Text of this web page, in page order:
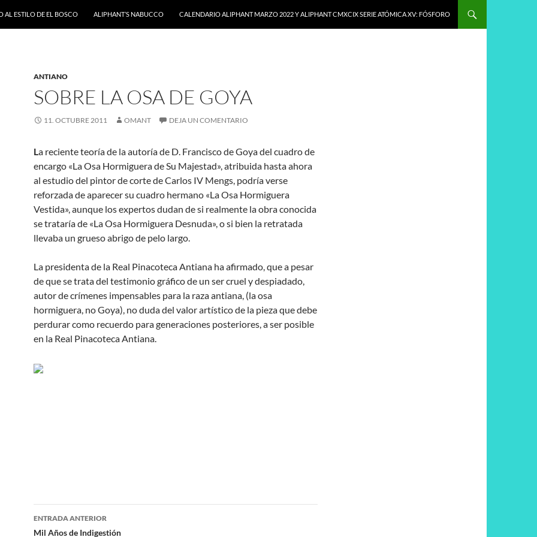
AL ESTILO DE EL BOSCO ALIPHANT’S NABUCCO CALENDARIO ALIPHANT MARZO 2022 Y ALIPHANT CMXCIX SERIE ATÓMICA XV: FÓSFORO
ANTIANO
SOBRE LA OSA DE GOYA
11. OCTUBRE 2011 OMANT DEJA UN COMENTARIO
La reciente teoría de la autoría de D. Francisco de Goya del cuadro de
encargo «La Osa Hormiguera de Su Majestad», atribuida hasta ahora
al estudio del pintor de corte de Carlos IV Mengs, podría verse
reforzada de aparecer su cuadro hermano «La Osa Hormiguera
Vestida», aunque los expertos dudan de si realmente la obra conocida
se trataría de «La Osa Hormiguera Desnuda», o si bien la retratada
llevaba un grueso abrigo de pelo largo.
La presidenta de la Real Pinacoteca Antiana ha afirmado, que a pesar
de que se trata del testimonio gráfico de un ser cruel y despiadado,
autor de crímenes impensables para la raza antiana, (la osa
hormiguera, no Goya), no duda del valor artístico de la pieza que debe
perdurar como recuerdo para generaciones posteriores, a ser posible
en la Real Pinacoteca Antiana.
Navegación
ENTRADA ANTERIOR
Mil Años de Indigestión